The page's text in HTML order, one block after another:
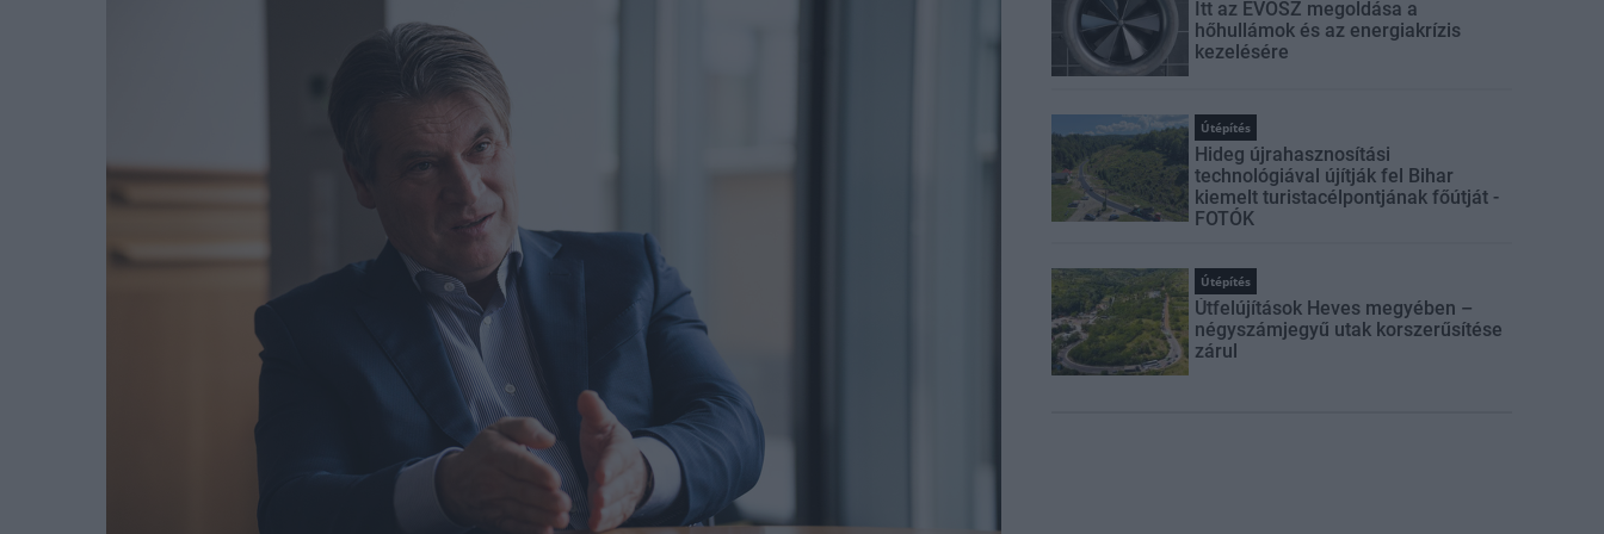
Itt az ÉVOSZ megoldása a
hőhullámok és az energiakrízis
kezelésére
Útépítés
Hideg újrahasznosítási
technológiával újítják fel Bihar
kiemelt turistacélpontjának főútját -
FOTÓK
Útépítés
Útfelújítások Heves megyében –
négyszámjegyű utak korszerűsítése
zárul